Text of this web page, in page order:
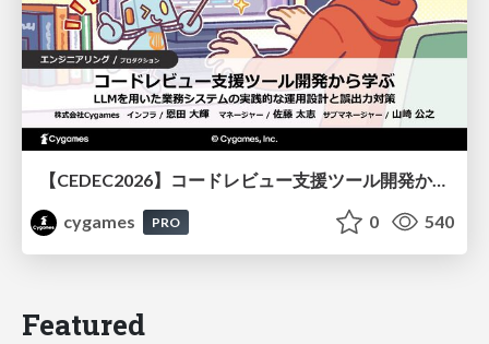
【CEDEC2026】コードレビュー支援ツール開発から学ぶ：LLMを用いた業務システムの実践的な運用設計と誤出力対策
cygames
PRO 0 540
Featured